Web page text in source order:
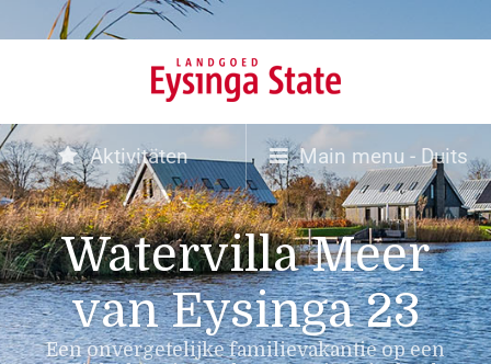
Aktivitäten Main menu - Duits
Watervilla Meer
van Eysinga 23
Een onvergetelijke familievakantie op een